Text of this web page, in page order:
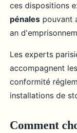
ces dispositions
pénales pouvant
an
Les experts
accompagnent
conformité
installations de
Comment